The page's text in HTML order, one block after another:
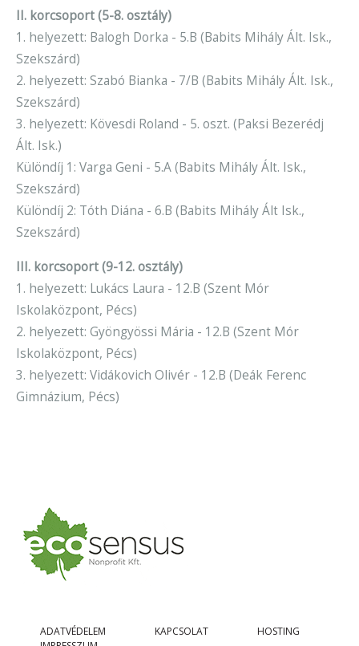
II. korcsoport (5-8. osztály)
1. helyezett: Balogh Dorka - 5.B (Babits Mihály Ált. Isk.,
Szekszárd)
2. helyezett: Szabó Bianka - 7/B (Babits Mihály Ált. Isk.,
Szekszárd)
3. helyezett: Kövesdi Roland - 5. oszt. (Paksi Bezerédj
Ált. Isk.)
Különdíj 1: Varga Geni - 5.A (Babits Mihály Ált. Isk.,
Szekszárd)
Különdíj 2: Tóth Diána - 6.B (Babits Mihály Ált Isk.,
Szekszárd)
III. korcsoport (9-12. osztály)
1. helyezett: Lukács Laura - 12.B (Szent Mór
Iskolaközpont, Pécs)
2. helyezett: Gyöngyössi Mária - 12.B (Szent Mór
Iskolaközpont, Pécs)
3. helyezett: Vidákovich Olivér - 12.B (Deák Ferenc
Gimnázium, Pécs)
ADATVÉDELEM KAPCSOLAT
HOSTING